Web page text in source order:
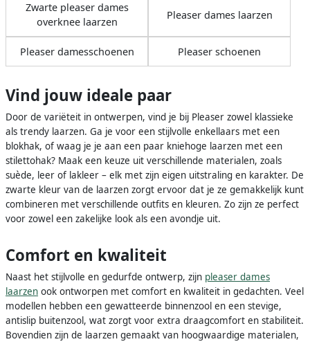
Zwarte pleaser dames
overknee laarzen
Pleaser dames laarzen
Pleaser damesschoenen Pleaser schoenen
Vind jouw ideale paar
Door de variëteit in ontwerpen, vind je bij Pleaser zowel klassieke
als trendy laarzen. Ga je voor een stijlvolle enkellaars met een
blokhak, of waag je je aan een paar kniehoge laarzen met een
stilettohak? Maak een keuze uit verschillende materialen, zoals
suède, leer of lakleer – elk met zijn eigen uitstraling en karakter. De
zwarte kleur van de laarzen zorgt ervoor dat je ze gemakkelijk kunt
combineren met verschillende outfits en kleuren. Zo zijn ze perfect
voor zowel een zakelijke look als een avondje uit.
Comfort en kwaliteit
Naast het stijlvolle en gedurfde ontwerp, zijn pleaser dames
laarzen ook ontworpen met comfort en kwaliteit in gedachten. Veel
modellen hebben een gewatteerde binnenzool en een stevige,
antislip buitenzool, wat zorgt voor extra draagcomfort en stabiliteit.
Bovendien zijn de laarzen gemaakt van hoogwaardige materialen,